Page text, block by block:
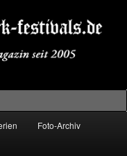
Foto-Archiv